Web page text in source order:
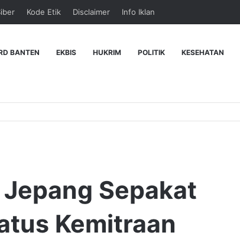
Kode Etik Disclaimer Info Iklan
BANTEN EKBIS HUKRIM POLITIK KESEHATAN
Sepakat
Kemitraan